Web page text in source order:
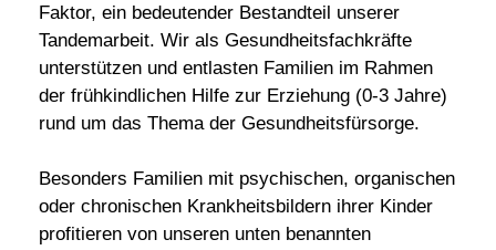
Faktor, ein bedeutender Bestandteil unserer
Tandemarbeit. Wir als Gesundheitsfachkräfte
unterstützen und entlasten Familien im Rahmen
der frühkindlichen Hilfe zur Erziehung (0-3 Jahre)
rund um das Thema der Gesundheitsfürsorge.
Besonders Familien mit psychischen, organischen
oder chronischen Krankheitsbildern ihrer Kinder
profitieren von unseren unten benannten